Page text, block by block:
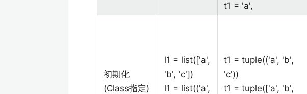
t1 = 'a',
初期化
(Class指定)
l1 = list(['a',
'b', 'c'])
l1 = list(('a',
t1 = tuple(('a', 'b',
'c'))
t1 = tuple(['a', 'b',